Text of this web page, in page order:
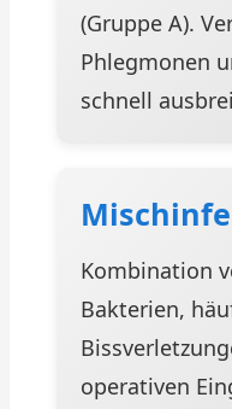
(Gruppe A).
Phlegmonen
schnell
Kombination
Bakterien,
operativen